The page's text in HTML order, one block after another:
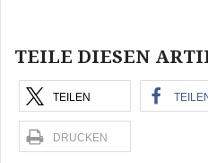
TEILE DIESEN
TEILEN
DRUCKEN